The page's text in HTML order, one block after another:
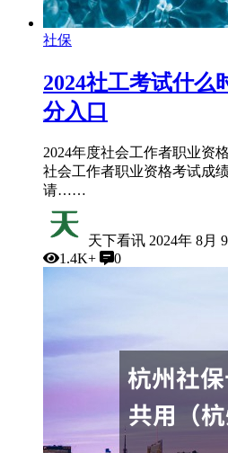
社保
2024社工考试什么
分入口
2024年度社会工作者职业资
社会工作者职业资格考试成
请……
天下看讯 2024年 8月
1.4K+
0